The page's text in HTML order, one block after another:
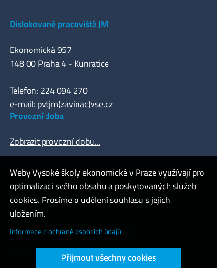
Dislokované pracoviště JM
Ekonomická 957
148 00 Praha 4 - Kunratice
Telefon: 224 094 270
e-mail: pvtjm(zavinac)vse.cz
Provozní doba
Zobrazit provozní dobu...
Webmaster
Admin
Cookies a ochrana osobních údajů
Přístupnost webu
Weby Vysoké školy ekonomické v Praze využívají pro
optimalizaci svého obsahu a poskytovaných služeb
cookies. Prosíme o udělení souhlasu s jejich
uložením.
Informace o ochraně osobních údajů
Přijmout všechny cookies